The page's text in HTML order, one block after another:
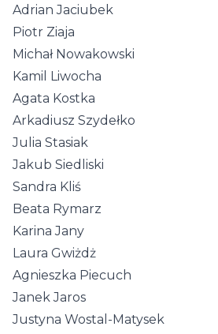
Adrian Jaciubek
Piotr Ziaja
Michał Nowakowski
Kamil Liwocha
Agata Kostka
Arkadiusz Szydełko
Julia Stasiak
Jakub Siedliski
Sandra Kliś
Beata Rymarz
Karina Jany
Laura Gwiżdż
Agnieszka Piecuch
Janek Jaros
Justyna Wostal-Matysek